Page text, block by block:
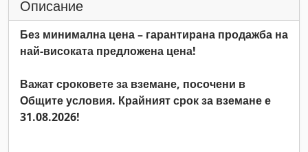
Описание
Без минимална цена – гарантирана продажба на
най-високата предложена цена!
Важат сроковете за вземане, посочени в
Общите условия. Крайният срок за вземане е
31.08.2026!